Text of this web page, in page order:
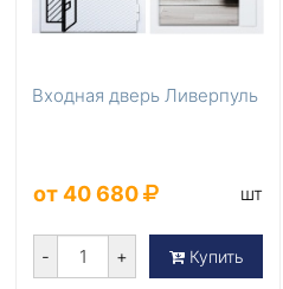
Входная дверь Ливерпуль
от 40 680 шт
- + Купить